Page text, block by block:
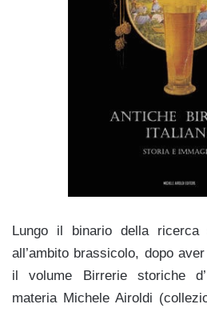
Lungo il binario della ricerca
all’ambito brassicolo, dopo
il volume Birrerie storiche
materia Michele Airoldi